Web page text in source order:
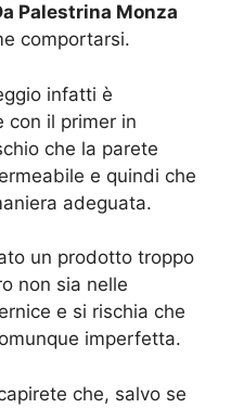
Palestrina Monza
comportarsi.
infatti è
con il primer in
che la parete
e quindi che
adeguata.
un prodotto troppo
non sia nelle
e si rischia che
imperfetta.
che, salvo se